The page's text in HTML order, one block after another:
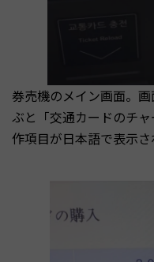
券売機のメイン画面。
ぶと「交通カードのチ
作項目が日本語で表示さ